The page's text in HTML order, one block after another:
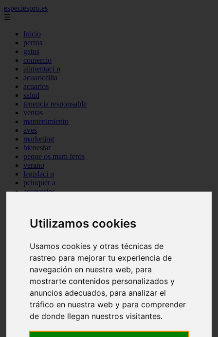
Utilizamos cookies
Usamos cookies y otras técnicas de
rastreo para mejorar tu experiencia de
navegación en nuestra web, para
mostrarte contenidos personalizados y
anuncios adecuados, para analizar el
tráfico en nuestra web y para comprender
de donde llegan nuestros visitantes.
especiespro.es
☰
Inicio
perros
gatos
comercio
alimentaci n
acuariofilia
acuarios
salud
tenencia responsable
ventas
mantenimiento
aves
marketing
bienestar
peque os mam feros
verano
legislaci n
peluquer a
accesorios
consejos
comportamiento
reptiles
adopci n
ferias
higiene
acuario
iberzoo propet
comercios
viajar